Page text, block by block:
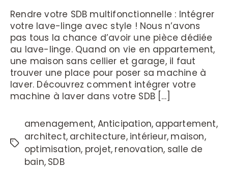
Rendre votre SDB multifonctionnelle : Intégrer
votre lave-linge avec style ! Nous n’avons
pas tous la chance d’avoir une pièce dédiée
au lave-linge. Quand on vie en appartement,
une maison sans cellier et garage, il faut
trouver une place pour poser sa machine à
laver. Découvrez comment intégrer votre
machine à laver dans votre SDB […]
amenagement, Anticipation, appartement,
architect, architecture, intérieur, maison,
optimisation, projet, renovation, salle de
bain, SDB